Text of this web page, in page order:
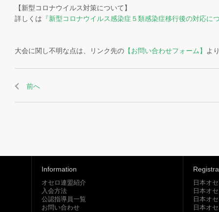
【新型コロナウイルス対策について】
詳しくは 『新型コロナウイルス感染症５類感染症移行後の対応に
大会に関し不明な点は、リンク先の 【お問い合わせフォーム】 よ
前へ
Information
オセロ連盟紹介
入会方法
公認指導員一覧
お問い合わせ
日本オ
日本オ
日本オ
日本オ